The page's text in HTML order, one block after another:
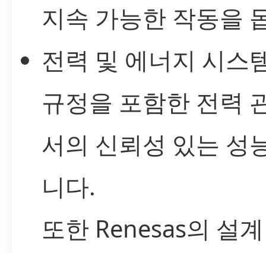
지속 가능한 작동을
전력 및 에너지 시스
규정을 포함한 전력
서의 신뢰성 있는 성
니다.
또한 Renesas의 설